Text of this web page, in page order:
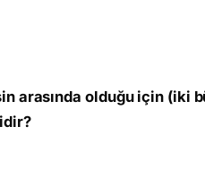
arasında olduğu için (iki